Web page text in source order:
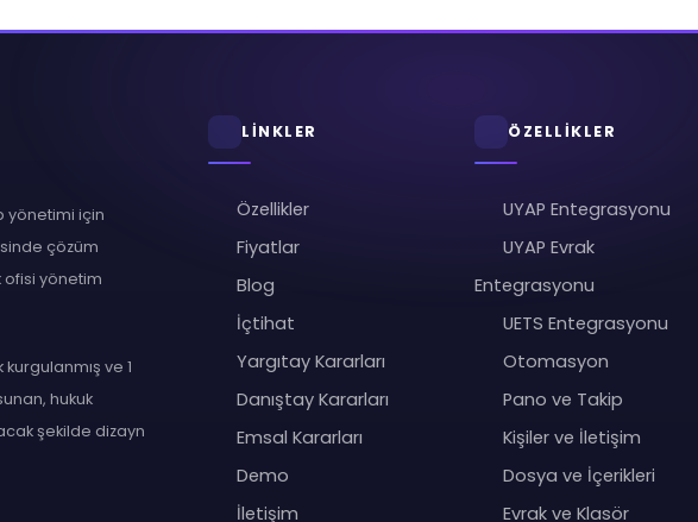
yönetimi için
çözüm
ofisi yönetim
kurgulanmış ve 1
hukuk
şekilde dizayn
LİNKLER
Özellikler
Fiyatlar
Blog
İçtihat
Yargıtay Kararları
Danıştay Kararları
Emsal Kararları
Demo
İletişim
ÖZELLİKLER
UYAP Entegrasyonu
UYAP Evrak
Entegrasyonu
UETS Entegrasyonu
Otomasyon
Pano ve Takip
Kişiler ve İletişim
Dosya ve İçerikleri
Evrak ve Klasör